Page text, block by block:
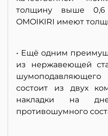
толщину выше
OMOIKIRI имеют
• Ещё одним
из нержавеющей
состоит из двух
накладки на
противошумного